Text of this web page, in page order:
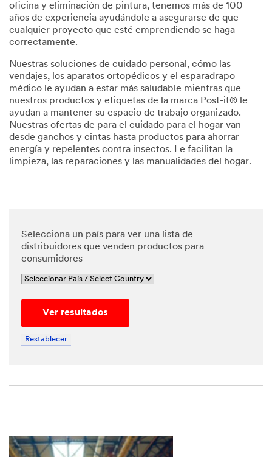
oficina y eliminación de pintura, tenemos más de 100
años de experiencia ayudándole a asegurarse de que
cualquier proyecto que esté emprendiendo se haga
correctamente.
Nuestras soluciones de cuidado personal, cómo las
vendajes, los aparatos ortopédicos y el esparadrapo
médico le ayudan a estar más saludable mientras que
nuestros productos y etiquetas de la marca Post-it® le
ayudan a mantener su espacio de trabajo organizado.
Nuestras ofertas de para el cuidado para el hogar van
desde ganchos y cintas hasta productos para ahorrar
energía y repelentes contra insectos. Le facilitan la
limpieza, las reparaciones y las manualidades del hogar.
Selecciona un país para ver una lista de
distribuidores que venden productos para
consumidores
Ver resultados
Restablecer